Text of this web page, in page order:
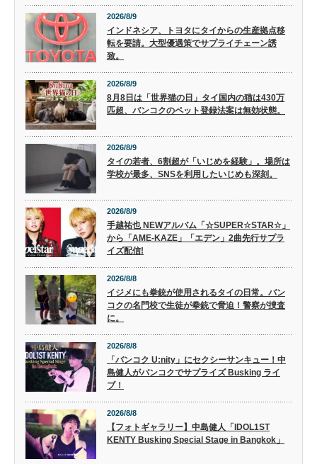
2026/8/9
インドネシア、トヨタにタイからの生産拠点移
転を要請。大型優遇策でサプライチェーン誘
致。
2026/8/9
8月8日は「世界猫の日」タイ国内の猫は430万
匹超、バンコクのペット登録法案は無効状態。
2026/8/9
タイの若者、6割超が「いじめを経験」。場所は
学校が最多、SNSを利用したいじめも深刻。
2026/8/9
手越祐也 NEWアルバム「☆SUPER☆STAR☆」
から「AME-KAZE」「エデン」2曲先行サプラ
イズ配信!
2026/8/8
イジメにも拳銃が使用されるタイの日常。バン
コクの名門校で生徒が拳銃で脅迫！警察が捜査
に。
2026/8/8
「バンコク U:nity」にセクシーサンキュー！中
島健人がバンコクでサプライズ Busking ライ
ブ！
2026/8/8
【フォトギャラリー】中島健人「IDOL1ST
KENTY Busking Special Stage in Bangkok」